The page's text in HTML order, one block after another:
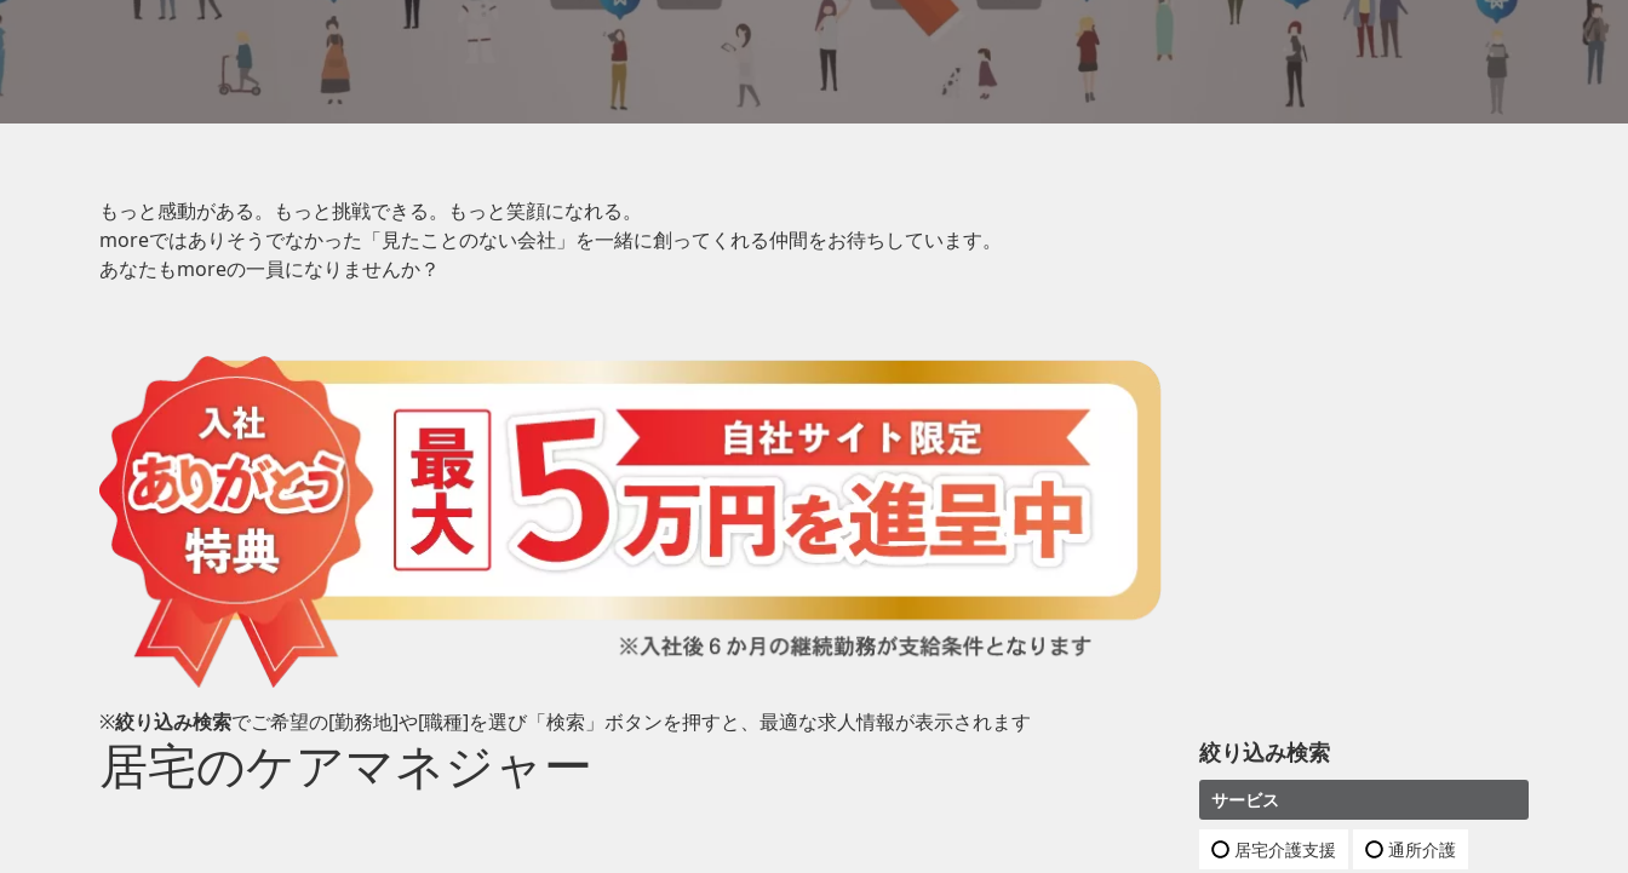
もっと感動がある。もっと挑戦できる。もっと笑顔になれる。
moreではありそうでなかった「見たことのない会社」を一緒に創ってくれる仲間をお待ちしています。
あなたもmoreの一員になりませんか？
※絞り込み検索でご希望の[勤務地]や[職種]を選び「検索」ボタンを押すと、最適な求人情報が表示されます
絞り込み検索
サービス
居宅介護支援
通所介護
居宅のケアマネジャー